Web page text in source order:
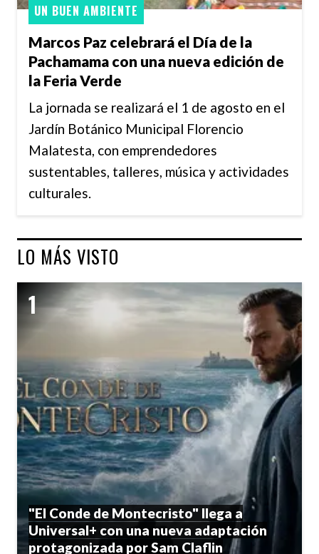
Marcos Paz celebrará el Día de la
Pachamama con una nueva edición de
la Feria Verde
UN BUEN AMBIENTE
La jornada se realizará el 1 de agosto en el
Jardín Botánico Municipal Florencio
Malatesta, con emprendedores
sustentables, talleres, música y actividades
culturales.
LO MÁS VISTO
"El Conde de Montecristo" llega a
Universal+ con una nueva adaptación
protagonizada por Sam Claflin